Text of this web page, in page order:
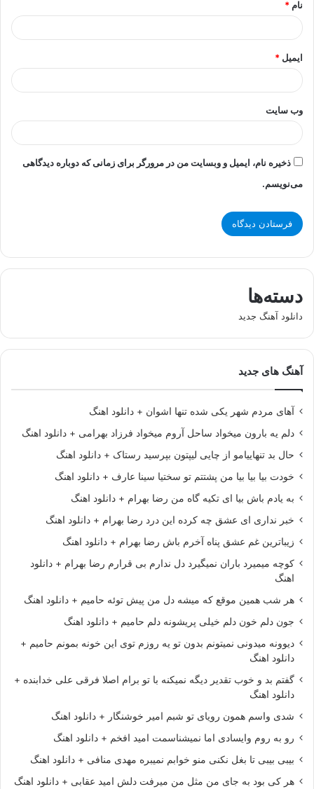
نام *
ایمیل *
وب‌ سایت
ذخیره نام، ایمیل و وبسایت من در مرورگر برای زمانی که دوباره دیدگاهی
می‌نویسم.
دسته‌ها
دانلود آهنگ جدید
آهنگ های جدید
آهای مردم شهر یکی شده تنها اشوان + دانلود اهنگ
دلم یه بارون میخواد ساحل آروم میخواد فرزاد بهرامی + دانلود اهنگ
حال بد تنهاییامو از چایی لیپتون بپرسید رستاک + دانلود اهنگ
خودت بیا بیا بیا من پشتتم تو سختیا سینا عارف + دانلود اهنگ
به یادم باش بیا ای تکیه گاه من رضا بهرام + دانلود اهنگ
خبر نداری ای عشق چه کرده این درد رضا بهرام + دانلود اهنگ
زیباترین غم عشق پناه آخرم باش رضا بهرام + دانلود اهنگ
کوچه میمیرد باران نمیگیرد دل ندارم بی قرارم رضا بهرام + دانلود
اهنگ
هر شب همین موقع که میشه دل من پیش توئه حامیم + دانلود اهنگ
جون دلم خون دلم خیلی پریشونه دلم حامیم + دانلود اهنگ
دیوونه میدونی نمیتونم بدون تو یه روزم توی این خونه بمونم حامیم +
دانلود اهنگ
گفتم بد و خوب تقدیر دیگه نمیکنه با تو برام اصلا فرقی علی خدابنده +
دانلود اهنگ
شدی واسم همون رویای تو شبم امیر خوشنگار + دانلود اهنگ
رو به روم وایسادی اما نمیشناسمت امید افخم + دانلود اهنگ
بیبی بیبی تا بغل نکنی منو خوابم نمیبره مهدی منافی + دانلود اهنگ
هر کی بود به جای من مثل من میرفت دلش امید عقابی + دانلود اهنگ